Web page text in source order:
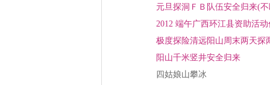
元旦探洞ＦＢ队伍安全归来(
2012 端午广西环江县资助活
极度探险清远阳山周末两天探
阳山千米竖井安全归来
四姑娘山攀冰